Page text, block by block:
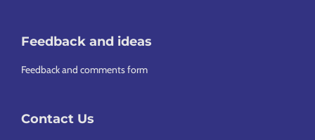
Feedback and ideas
Feedback and comments form
Contact Us